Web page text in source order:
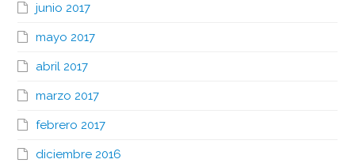
junio 2017
mayo 2017
abril 2017
marzo 2017
febrero 2017
diciembre 2016